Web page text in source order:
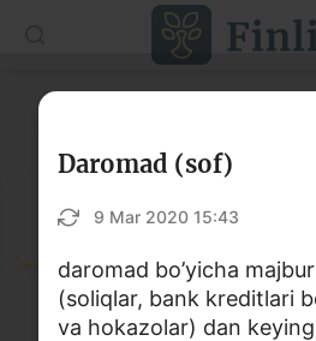
Maqolalar
O‘quv qo‘llanmalar
Lug‘at
Moliyaviy savodxonlik
Lug‘at
Daromad (sof)
9 Mar 2020 15:43
daromad bo’yicha
(soliqlar, bank kreditlari
va hokazolar) dan